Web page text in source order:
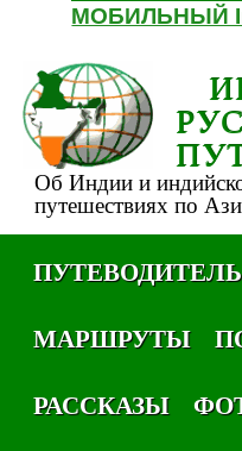
МОБИЛЬНЫЙ
Об Индии и
путешествиях по
МАРШРУТЫ
РАССКАЗЫ